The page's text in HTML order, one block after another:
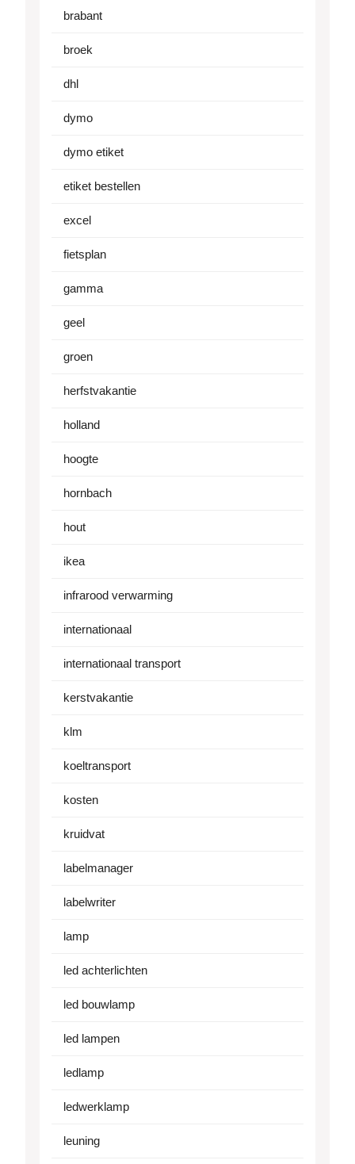
brabant
broek
dhl
dymo
dymo etiket
etiket bestellen
excel
fietsplan
gamma
geel
groen
herfstvakantie
holland
hoogte
hornbach
hout
ikea
infrarood verwarming
internationaal
internationaal transport
kerstvakantie
klm
koeltransport
kosten
kruidvat
labelmanager
labelwriter
lamp
led achterlichten
led bouwlamp
led lampen
ledlamp
ledwerklamp
leuning